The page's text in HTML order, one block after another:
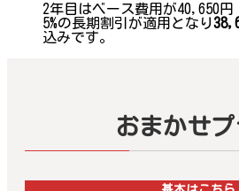
2年目はベース費用が40,650円
5%の長期割引が適用となり
込みです。
おまかせ